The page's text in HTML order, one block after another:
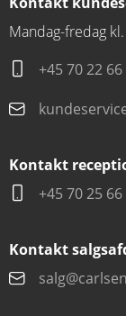
Mandag-fredag
+45 70 22
Kontakt
+45 70 25
Kontakt